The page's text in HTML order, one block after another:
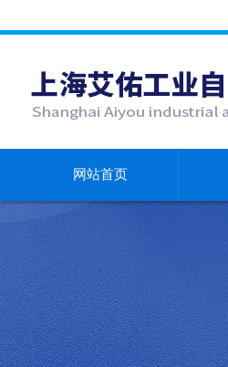
网站首页